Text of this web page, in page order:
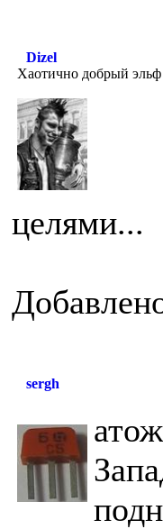
Dizel
Хаотично добрый эльф
целями...
sergh